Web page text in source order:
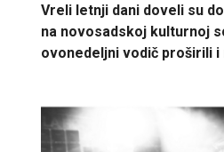
Vreli letnji dani doveli su
na novosadskoj kulturnoj
ovonedeljni vodič proširili